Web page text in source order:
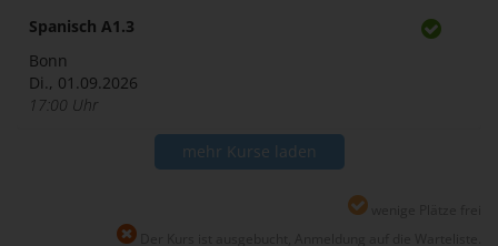
Spanisch A1.3
Bonn
Di., 01.09.2026
17:00 Uhr
mehr Kurse laden